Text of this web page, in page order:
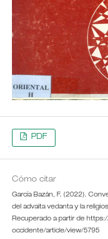
PDF
Cómo citar
García Bazán, F. (2022).
del advaita vedanta y la
Recuperado a partir de
occidente/article/view/5795